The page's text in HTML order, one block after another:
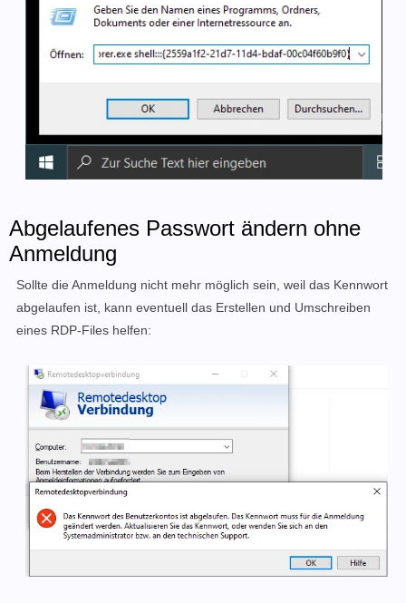
Abgelaufenes Passwort ändern ohne
Anmeldung
Sollte die Anmeldung nicht mehr möglich sein, weil das Kennwort
abgelaufen ist, kann eventuell das Erstellen und Umschreiben
eines RDP-Files helfen: